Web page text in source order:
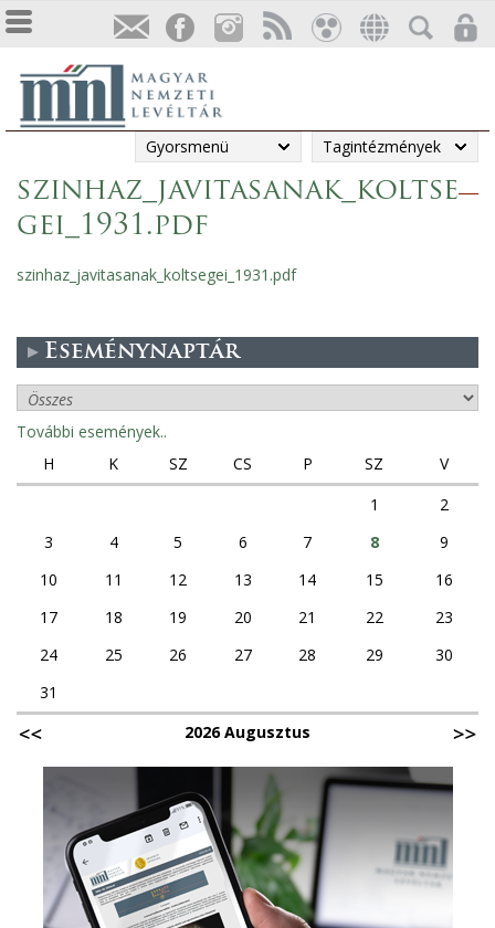
Gyorsmenü Tagintézmények
szinhaz_javitasanak_koltse
gei_1931.pdf
szinhaz_javitasanak_koltsegei_1931.pdf
Eseménynaptár
További események..
H
K SZ CS P SZ
V
1
2
3
4 5 6 7 8
9
10
11 12 13 14 15
16
17
18 19 20 21 22
23
24
25 26 27 28 29
30
31
2026 Augusztus